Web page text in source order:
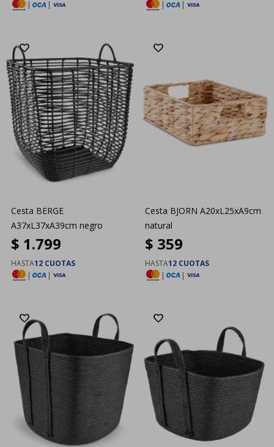
| | | |
Cesta BERGE
A37xL37xA39cm negro
$ 1.799
HASTA12 CUOTAS
|
|
Cesta BJORN A20xL25xA9cm
natural
$ 359
HASTA12 CUOTAS
|
|